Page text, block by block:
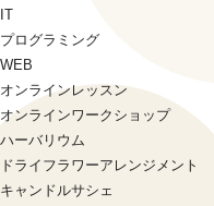
IT
プログラミング
WEB
オンラインレッスン
オンラインワークショップ
ハーバリウム
ドライフラワーアレンジメント
キャンドルサシェ